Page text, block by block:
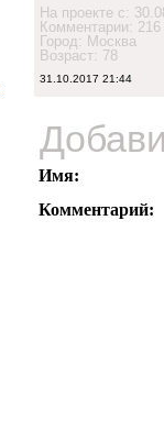
На проекте с:
Комментарии: 216
Город: Москва
Возраст: 78
31.10.2017 21:44
Имя:
Комментарий: